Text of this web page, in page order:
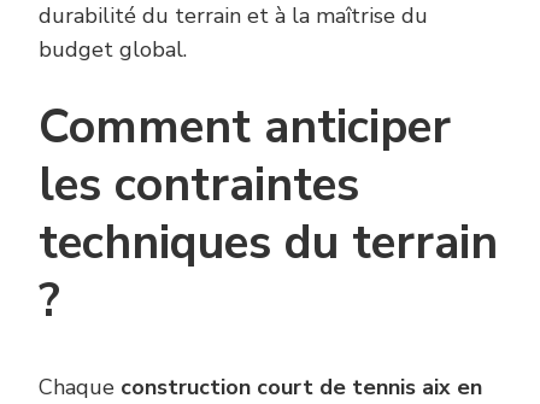
durabilité du terrain et à la maîtrise du
budget global.
Comment anticiper
les contraintes
techniques du terrain
?
Chaque construction court de tennis aix en